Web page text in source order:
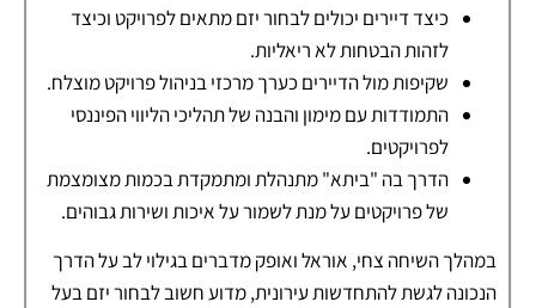
כיצד דיירים יכולים לבחור יזם מתאים לפרויקט וכיצד
לזהות הבטחות לא ריאליות.
שקיפות מול הדיירים כערך מרכזי בניהול פרויקט מוצלח.
התמודדות עם מימון והבנה של תהליכי הליווי הפיננסי
לפרויקטים.
הדרך בה "ביתא" מתנהלת ומתמקדת בכמות מצומצמת
של פרויקטים על מנת לשמור על איכות ושירות גבוהים.
במהלך השיחה צחי, אוראל ואופק מדברים בגילוי לב על הדרך
הנכונה לגשת להתחדשות עירונית, מדוע חשוב לבחור יזם בעל